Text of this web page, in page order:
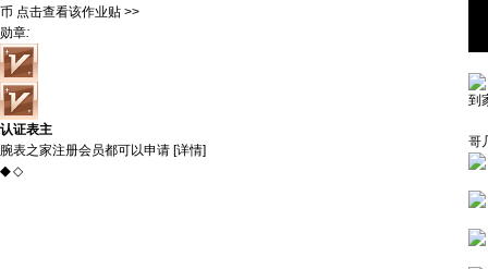
币 点击查看该作业贴 >>
勋章:
认证表主
腕表之家注册会员都可以申请 [详情]
◆ ◇
到
哥